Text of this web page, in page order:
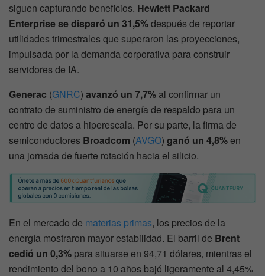
siguen capturando beneficios. Hewlett Packard
Enterprise se disparó un 31,5%después de reportar
utilidades trimestrales que superaron las proyecciones,
impulsada por la demanda corporativa para construir
servidores de IA.
Generac (GNRC) avanzó un 7,7% al confirmar un
contrato de suministro de energía de respaldo para un
centro de datos a hiperescala. Por su parte, la firma de
semiconductores Broadcom (AVGO) ganó un 4,8%en
una jornada de fuerte rotación hacia el silicio.
En el mercado de materias primas, los precios de la
energía mostraron mayor estabilidad. El barril de Brent
cedió un 0,3% para situarse en 94,71 dólares, mientras el
rendimiento del bono a 10 años bajó ligeramente al 4,45%